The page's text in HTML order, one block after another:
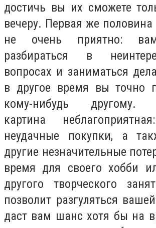
достичь вы их сможете
вечеру. Первая же
не очень приятно:
разбираться в
вопросах и заниматься
в другое время вы точно
кому-нибудь другому.
картина
неудачные покупки, а
другие незначительные
время для своего хобби
другого творческого
позволит разгуляться
даст вам шанс хотя бы на